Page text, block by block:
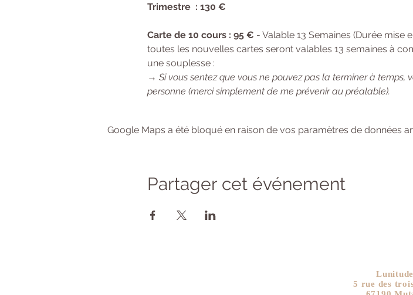
Trimestre  : 130 €
Carte de 10 cours : 95 € - Valable 13 Semaines (Durée mise
toutes les nouvelles cartes seront valables 13 semaines à
une souplesse :
→ Si vous sentez que vous ne pouvez pas la terminer à
personne (merci simplement de me prévenir au préalable).
Google Maps a été bloqué en raison de vos paramètres de données
Partager cet événement
Lunitude
5 rue des